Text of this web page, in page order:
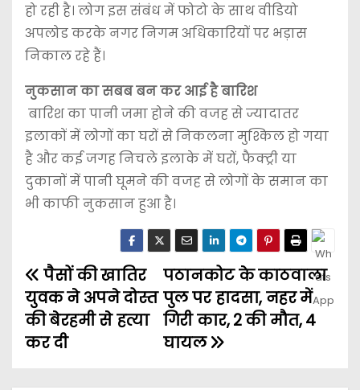
हो रही है। लोग इस संबंध में फोटो के साथ वीडियो
अपलोड करके नगर निगम अधिकारियों पर भड़ास
निकाल रहे हैं।
नुकसान का सबब बन कर आई है बारिश
बारिश का पानी जमा होने की वजह से ज्यादातर
इलाकों में लोगों का घरों से निकलना मुश्किल हो गया
है और कई जगह निचले इलाके में घरों, फैक्ट्री या
दुकानों में पानी घूमने की वजह से लोगों के समान का
भी काफी नुकसान हुआ है।
पठानकोट के काठवाला
पुल पर हादसा, नहर में
गिरी कार, 2 की मौत, 4
घायल
पैसों की खातिर
युवक ने अपने दोस्त
की बेरहमी से हत्या
कर दी